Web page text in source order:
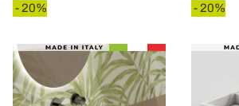
- 20% - 20%